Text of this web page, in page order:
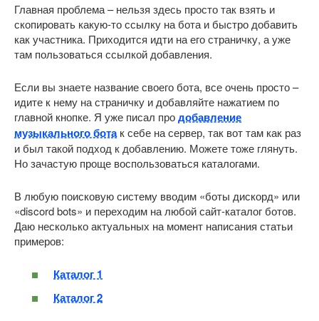
Главная проблема – нельзя здесь просто так взять и
скопировать какую-то ссылку на бота и быстро добавить
как участника. Приходится идти на его страничку, а уже
там пользоваться ссылкой добавления.
Если вы знаете название своего бота, все очень просто –
идите к нему на страничку и добавляйте нажатием по
главной кнопке. Я уже писал продобавление
музыкального ботак себе на сервер, так вот там как раз
и был такой подход к добавлению. Можете тоже глянуть.
Но зачастую проще воспользоваться каталогами.
В любую поисковую систему вводим «боты дискорд» или
«discord bots» и переходим на любой сайт-каталог ботов.
Даю несколько актуальных на момент написания статьи
примеров:
Каталог 1
Каталог 2